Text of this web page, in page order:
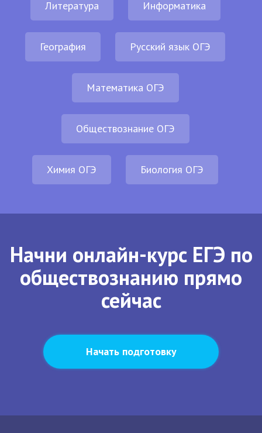
Литература Информатика
География Русский язык ОГЭ
Математика ОГЭ
Обществознание ОГЭ
Химия ОГЭ Биология ОГЭ
Начни онлайн-курс ЕГЭ по
обществознанию прямо
сейчас
Начать подготовку